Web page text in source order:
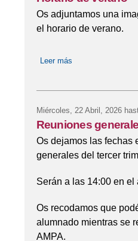
Os adjuntamos una
el horario de verano.
Leer más
Miércoles, 22 Abril, 2026
Reuniones
Os dejamos las fechas
generales del tercer
Serán a las 14:00 en
Os recodamos que
alumnado mientras se
AMPA.